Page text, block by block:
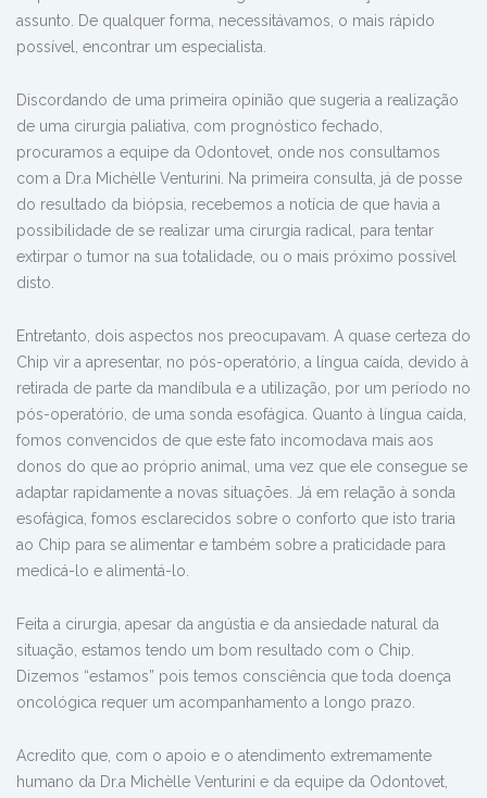
assunto. De qualquer forma, necessitávamos, o mais rápido
possível, encontrar um especialista.
Discordando de uma primeira opinião que sugeria a realização
de uma cirurgia paliativa, com prognóstico fechado,
procuramos a equipe da Odontovet, onde nos consultamos
com a Dr.a Michèlle Venturini. Na primeira consulta, já de posse
do resultado da biópsia, recebemos a notícia de que havia a
possibilidade de se realizar uma cirurgia radical, para tentar
extirpar o tumor na sua totalidade, ou o mais próximo possível
disto.
Entretanto, dois aspectos nos preocupavam. A quase certeza do
Chip vir a apresentar, no pós-operatório, a língua caída, devido à
retirada de parte da mandíbula e a utilização, por um período no
pós-operatório, de uma sonda esofágica. Quanto à língua caída,
fomos convencidos de que este fato incomodava mais aos
donos do que ao próprio animal, uma vez que ele consegue se
adaptar rapidamente a novas situações. Já em relação à sonda
esofágica, fomos esclarecidos sobre o conforto que isto traria
ao Chip para se alimentar e também sobre a praticidade para
medicá-lo e alimentá-lo.
Feita a cirurgia, apesar da angústia e da ansiedade natural da
situação, estamos tendo um bom resultado com o Chip.
Dizemos “estamos” pois temos consciência que toda doença
oncológica requer um acompanhamento a longo prazo.
Acredito que, com o apoio e o atendimento extremamente
humano da Dr.a Michèlle Venturini e da equipe da Odontovet,